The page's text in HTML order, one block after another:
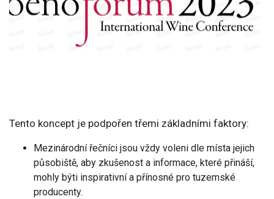
Tento koncept je podpořen třemi základními faktory:
Mezinárodní řečníci jsou vždy voleni dle místa jejich
působiště, aby zkušenost a informace, které přináší,
mohly býti inspirativní a přínosné pro tuzemské
producenty.